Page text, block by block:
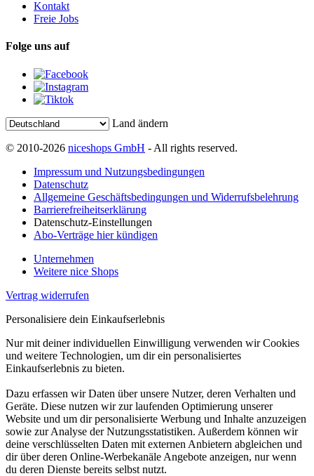
Kontakt
Freie Jobs
Folge uns auf
Land ändern
© 2010-2026 niceshops GmbH - All rights reserved.
Impressum und Nutzungsbedingungen
Datenschutz
Allgemeine Geschäftsbedingungen und Widerrufsbelehrung
Barrierefreiheitserklärung
Datenschutz-Einstellungen
Abo-Verträge hier kündigen
Unternehmen
Weitere nice Shops
Vertrag widerrufen
Personalisiere dein Einkaufserlebnis
Nur mit deiner individuellen Einwilligung verwenden wir Cookies
und weitere Technologien, um dir ein personalisiertes
Einkaufserlebnis zu bieten.
Dazu erfassen wir Daten über unsere Nutzer, deren Verhalten und
Geräte. Diese nutzen wir zur laufenden Optimierung unserer
Website und um dir personalisierte Werbung und Inhalte anzuzeigen
sowie zur Analyse der Nutzungsstatistiken. Außerdem können wir
deine verschlüsselten Daten mit externen Anbietern abgleichen und
dir über deren Online-Werbekanäle Angebote anzeigen, nur wenn
du deren Dienste bereits selbst nutzt.